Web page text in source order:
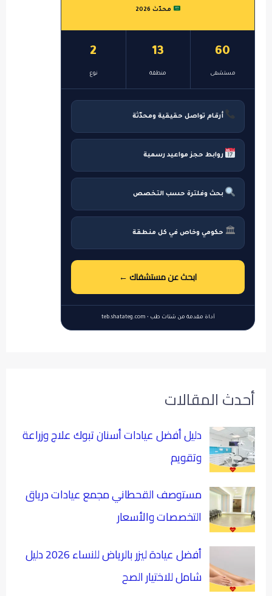
محدّث 2026
60
مستشفى
13
منطقة
2
نوع
أرقام تواصل حقيقية ومحدّثة
روابط حجز مواعيد رسمية
بحث وفلترة حسب التخصص
🏛 حكومي وخاص في كل منطقة
ابحث عن مستشفاك ←
أداة مقدمة من شتات طب • teb.shatateg.com
أحدث المقالات
دليل أفضل عيادات أسنان تبوك علاج وزراعة
وتقويم
مستوصف القحطاني مجمع عيادات درياق
التخصصات والأسعار
أفضل عيادة ليزر بالرياض للنساء 2026 دليل
شامل للاختيار الصح